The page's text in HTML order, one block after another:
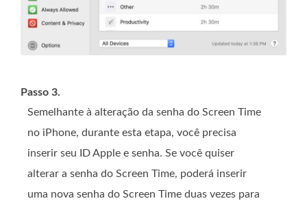
Passo 3.
Semelhante à alteração da senha do Screen Time
no iPhone, durante esta etapa, você precisa
inserir seu ID Apple e senha. Se você quiser
alterar a senha do Screen Time, poderá inserir
uma nova senha do Screen Time duas vezes para